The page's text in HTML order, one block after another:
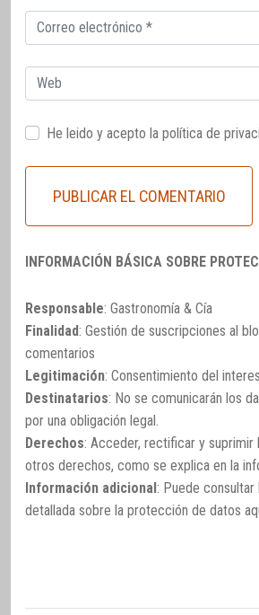
Correo
electrónico
Web
He leido y acepto la política de
INFORMACIÓN BÁSICA SOBRE
Responsable: Gastronomía & Cía
Finalidad: Gestión de suscripciones al
comentarios
Legitimación: Consentimiento del
Destinatarios: No se comunicarán los
por una obligación legal.
Derechos: Acceder, rectificar y suprimir
otros derechos, como se explica en la
Información adicional : Puede consultar
detallada sobre la protección de datos